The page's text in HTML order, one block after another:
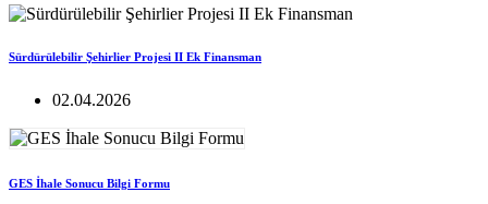
Sürdürülebilir Şehirlier Projesi II Ek Finansman
02.04.2026
GES İhale Sonucu Bilgi Formu